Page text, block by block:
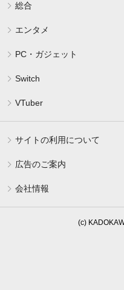
総合
エンタメ
PC・ガジェット
Switch
VTuber
サイトの利用について
広告のご案内
会社情報
(c)